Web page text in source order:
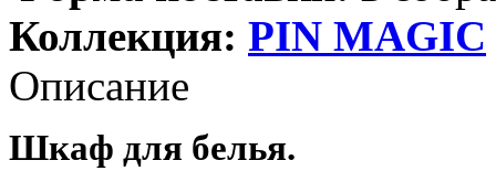
Коллекция: PIN MAGIС
Описание
Шкаф для белья.